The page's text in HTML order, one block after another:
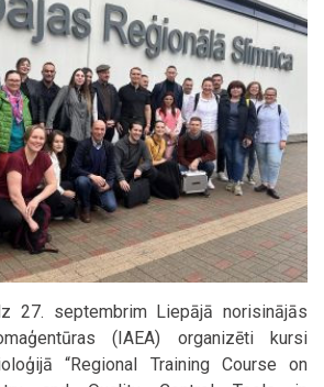
27. septembrim Liepājā norisinājās
(IAEA) organizēti kursi
“Regional Training Course on